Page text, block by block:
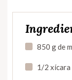
850 g de
1/2 xícara